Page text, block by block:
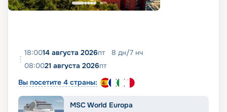
18:0014 августа 2026пт 8 дн/7 нч
08:0021 августа 2026пт
Вы посетите 4 страны:
MSC World Europa